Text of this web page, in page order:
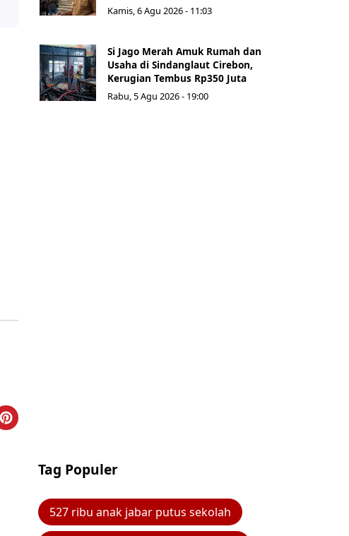
Kamis, 6 Agu 2026 - 11:03
Si Jago Merah Amuk Rumah dan
Usaha di Sindanglaut Cirebon,
Kerugian Tembus Rp350 Juta
Rabu, 5 Agu 2026 - 19:00
Tag Populer
527 ribu anak jabar putus sekolah